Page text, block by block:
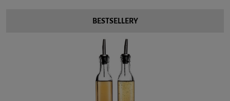
BESTSELLERY